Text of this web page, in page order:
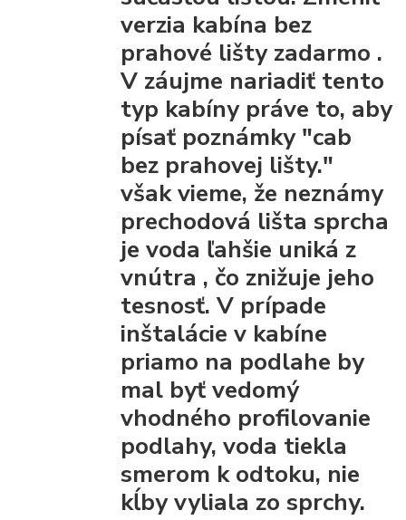
verzia kabína bez
prahové lištyzadarmo .
V záujme nariadiť tento
typ kabíny práve to, aby
písať poznámky "cab
bez prahovej lišty."
však vieme, že neznámy
prechodová lištasprcha
je voda ľahšie uniká z
vnútra , čo znižuje jeho
tesnosť. V prípade
inštalácie v kabíne
priamo na podlahe by
mal byť vedomý
vhodného profilovanie
podlahy, voda tiekla
smerom k odtoku, nie
kĺby vyliala zo sprchy.